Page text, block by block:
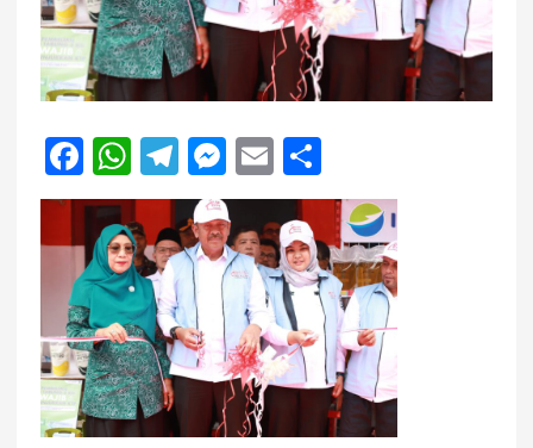
F
a
c
e
b
o
o
k
W
h
a
ts
A
p
p
T
el
e
g
r
a
m
M
e
ss
e
n
g
er
E
m
ai
l
h
a
re